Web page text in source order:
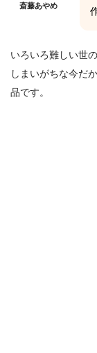
斎藤あやめ
いろいろ難しい世
しまいがちな今だ
品です。